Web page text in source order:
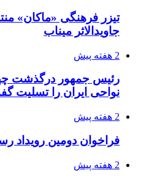
تیزر فرهنگی «ماکان»
جاویدالاثر میناب
2 هفته پیش
رئیس جمهور درگذشت
نواحی ایران را تسلیت
2 هفته پیش
فراخوان دومین رویداد
2 هفته پیش